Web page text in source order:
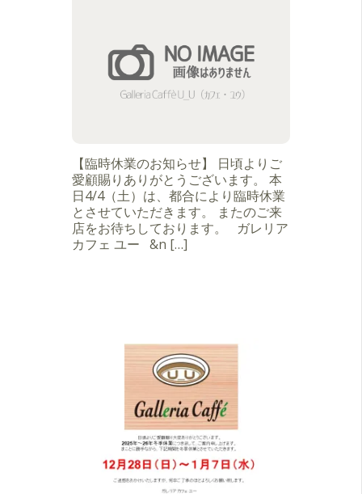
【臨時休業のお知らせ】 日頃よりご
愛顧賜りありがとうございます。 本
日4/4（土）は、都合により臨時休業
とさせていただきます。 またのご来
店をお待ちしております。 ガレリア
カフェ ユー &n […]